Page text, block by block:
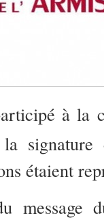
à la
étaient
message